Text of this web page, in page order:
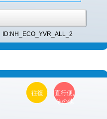
ID:NH_ECO_YVR_ALL_2
直行便,
その他
往復